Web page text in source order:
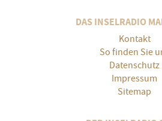
DAS INSELRADIO
Kontakt
So finden Sie
Datenschutz
Impressum
Sitemap